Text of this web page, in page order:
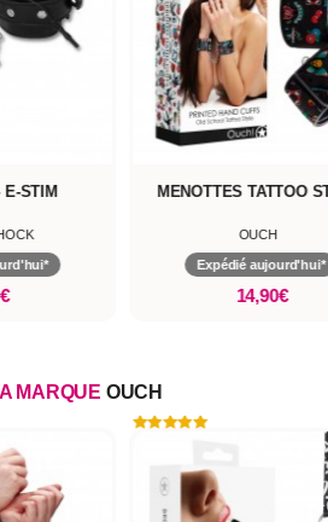
E-STIM MENOTTES TATTOO
OUCH
Expédié aujourd'hui*
14,90€
MARQUE OUCH